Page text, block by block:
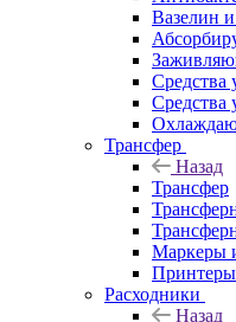
Вазелин
Средства
Средства
Трансфер
Назад
Трансфер
Маркеры
Принтеры
Расходники
Назад